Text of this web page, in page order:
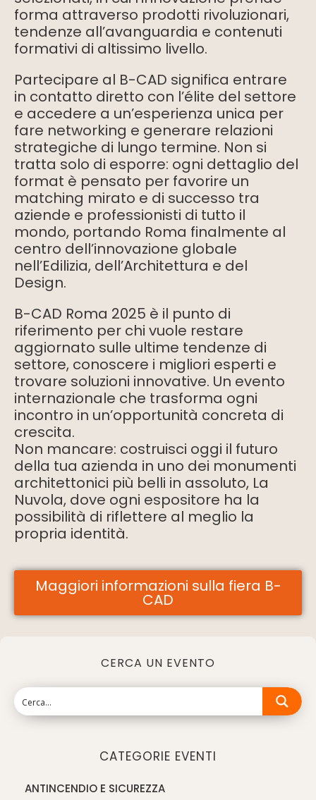
forma attraverso prodotti rivoluzionari,
tendenze all’avanguardia e contenuti
formativi di altissimo livello.
Partecipare al B-CAD significa entrare
in contatto diretto con l’élite del settore
e accedere a un’esperienza unica per
fare networking e generare relazioni
strategiche di lungo termine. Non si
tratta solo di esporre: ogni dettaglio del
format è pensato per favorire un
matching mirato e di successo tra
aziende e professionisti di tutto il
mondo, portando Roma finalmente al
centro dell’innovazione globale
nell’Edilizia, dell’Architettura e del
Design.
B-CAD Roma 2025 è il punto di
riferimento per chi vuole restare
aggiornato sulle ultime tendenze di
settore, conoscere i migliori esperti e
trovare soluzioni innovative. Un evento
internazionale che trasforma ogni
incontro in un’opportunità concreta di
crescita.
Non mancare: costruisci oggi il futuro
della tua azienda in uno dei monumenti
architettonici più belli in assoluto, La
Nuvola, dove ogni espositore ha la
possibilità di riflettere al meglio la
propria identità.
Maggiori informazioni sulla fiera B-
CAD
CERCA UN EVENTO
CATEGORIE EVENTI
ANTINCENDIO E SICUREZZA